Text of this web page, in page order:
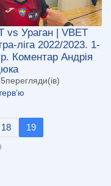
vs Ураган | VBET
ліга 2022/2023. 1-
Коментар Андрія
перегляди(ів)
18 19